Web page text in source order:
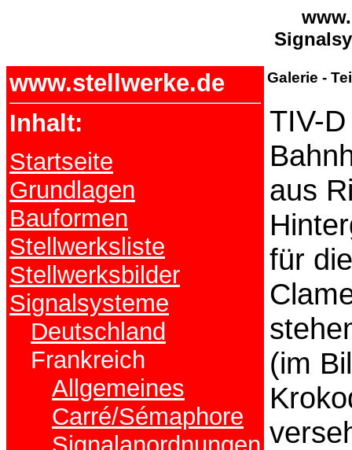
www.stellwerke.de
Inhalt:
Startseite
Grundlagen
Bauformen
Stellwerksliste
Stellwerksbilder
Signalsysteme
Deutschland
Frankreich
Allgemeines
Carré/Sémaphore
Galerie -
TIV-
aus
für
(im